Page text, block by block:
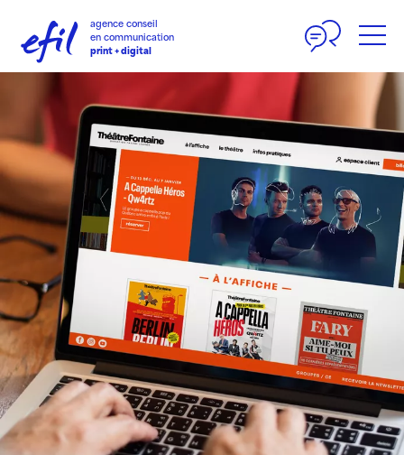
agence conseil
en communication
print + digital